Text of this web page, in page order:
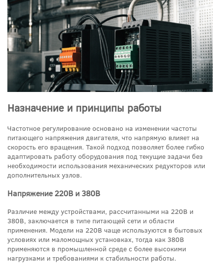
Назначение и принципы работы
Частотное регулирование основано на изменении частоты
питающего напряжения двигателя, что напрямую влияет на
скорость его вращения. Такой подход позволяет более гибко
адаптировать работу оборудования под текущие задачи без
необходимости использования механических редукторов или
дополнительных узлов.
Напряжение 220В и 380В
Различие между устройствами, рассчитанными на 220В и
380В, заключается в типе питающей сети и области
применения. Модели на 220В чаще используются в бытовых
условиях или маломощных установках, тогда как 380В
применяются в промышленной среде с более высокими
нагрузками и требованиями к стабильности работы.